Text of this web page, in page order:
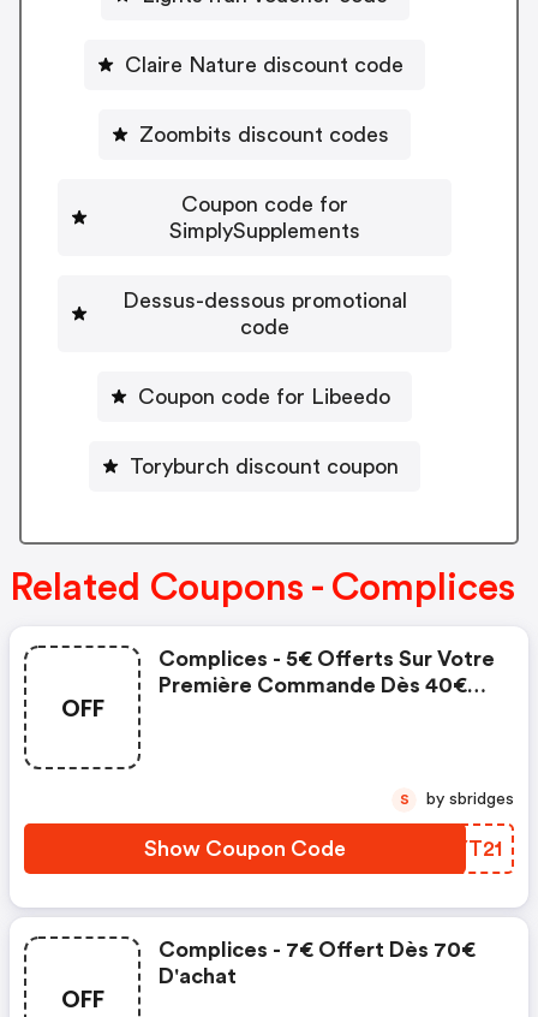
Claire Nature discount code
Zoombits discount codes
Coupon code for
SimplySupplements
Dessus-dessous promotional
code
Coupon code for Libeedo
Toryburch discount coupon
Related Coupons - Complices
OFF
Complices - 5€ Offerts Sur Votre
Première Commande Dès 40€
Show Coupon Code QHYT21
S by sbridges
OFF
Complices - 7€ Offert Dès 70€
D'achat